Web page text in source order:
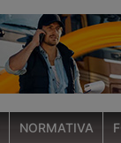
NORMATIVA